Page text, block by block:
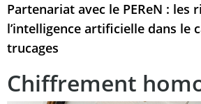
Partenariat avec le PEReN : les
l’intelligence artificielle dans le
trucages
Chiffrement